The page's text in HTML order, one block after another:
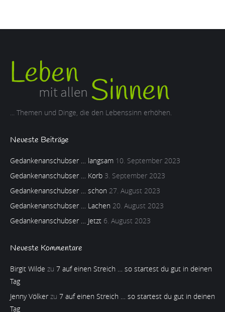
... Themen und Dinge, die den Lebenssinn erhöhen.
Neueste Beiträge
Gedankenanschubser … langsam 10. September 2023
Gedankenanschubser … Korb 3. September 2023
Gedankenanschubser … schon 27. August 2023
Gedankenanschubser … Lachen 20. August 2023
Gedankenanschubser … Jetzt 6. August 2023
Neueste Kommentare
Birgit Wilde zu 7 auf einen Streich … so startest du gut in deinen
Tag
Jenny Völkerzu 7 auf einen Streich … so startest du gut in deinen
Tag